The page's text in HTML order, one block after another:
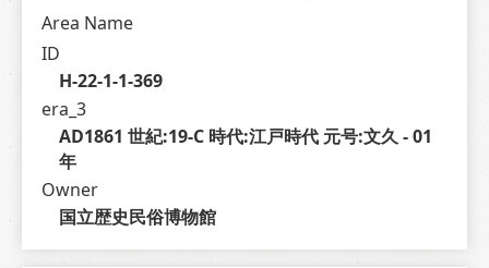
Area Name
ID
H-22-1-1-369
era_3
AD1861 世紀:19-C 時代:江戸時代 元号:文久 - 01
年
Owner
国立歴史民俗博物館